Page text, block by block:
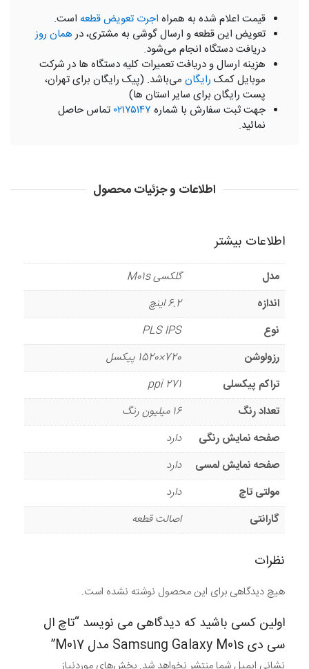
قیمت اعلام شده به همراه اجرت تعویض قطعه است.
تعویض این قطعه و ارسال گوشی به مشتری، درهمان روز
دریافت دستگاه انجام می‌شود.
هزینه ارسال و دریافت تعمیرات کلیه دستگاه ها در شرکت
موبایل کمک رایگان می‌باشد. (پیک رایگان برای تهران،
پست رایگان برای سایر استان ها)
جهت ثبت سفارش با شماره ۰۲۱۷۵۱۴۷ تماس حاصل
نمائید.
اطلاعات و جزئیات محصول
اطلاعات بیشتر
مدل
گلکسی M01s
اندازه
6.2 اینچ
نوع
PLS IPS
رزولوشن
720×1520 پیکسل
تراکم پیکسلی
271 ppi
تعداد رنگ
16 میلیون رنگ
صفحه نمایش رنگی
دارد
صفحه نمایش لمسی
دارد
مولتی تاچ
دارد
گارانتی
اصالت قطعه
نظرات
هیچ دیدگاهی برای این محصول نوشته نشده است.
اولین کسی باشید که دیدگاهی می نویسد “تاچ ال
سی دی Samsung Galaxy M01s مدل M017”